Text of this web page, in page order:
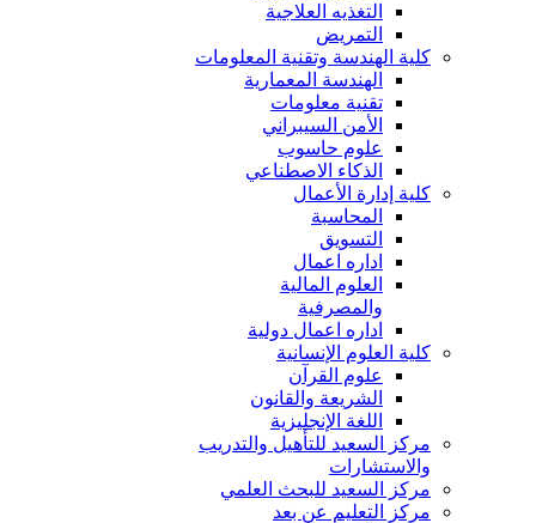
التغذيه العلاجية
التمريض
كلية الهندسة وتقنية المعلومات
الهندسة المعمارية
تقنية معلومات
الأمن السيبراني
علوم حاسوب
الذكاء الاصطناعي
كلية إدارة الأعمال
المحاسبة
التسويق
اداره اعمال
العلوم المالية
والمصرفية
اداره اعمال دولية
كلية العلوم الإنسانية
علوم القرآن
الشريعة والقانون
اللغة الإنجليزية
مركز السعيد للتأهيل والتدريب
والاستشارات
مركز السعيد للبحث العلمي
مركز التعليم عن بعد